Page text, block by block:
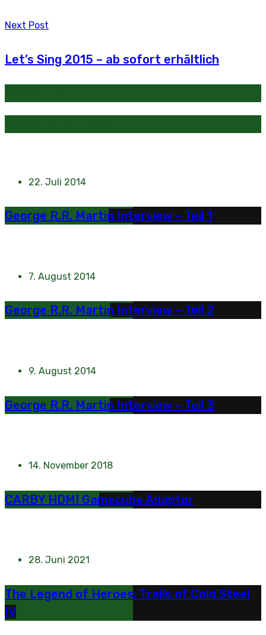
Next Post
Let’s Sing 2015 – ab sofort erhältlich
22. Juli 2014
George R.R. Martin Interview – Teil 1
7. August 2014
George R.R. Martin Interview – Teil 2
9. August 2014
George R.R. Martin Interview – Teil 3
14. November 2018
CARBY HDMI Gamecube Adapter
28. Juni 2021
The Legend of Heroes: Trails of Cold Steel
IV